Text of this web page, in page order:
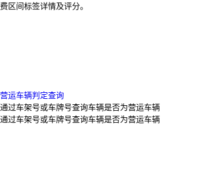
费区间标签详情及评分。
营运车辆判定查询
通过车架号或车牌号查询车辆是否为营运车辆
通过车架号或车牌号查询车辆是否为营运车辆